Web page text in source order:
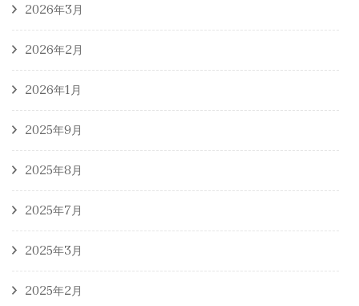
2026年3月
2026年2月
2026年1月
2025年9月
2025年8月
2025年7月
2025年3月
2025年2月